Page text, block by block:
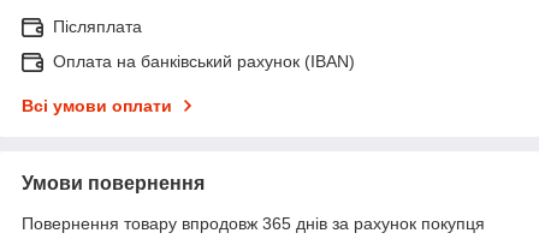
Післяплата
Оплата на банківський рахунок (IBAN)
Всі умови оплати
Умови повернення
Повернення товару впродовж 365 днів за рахунок покупця